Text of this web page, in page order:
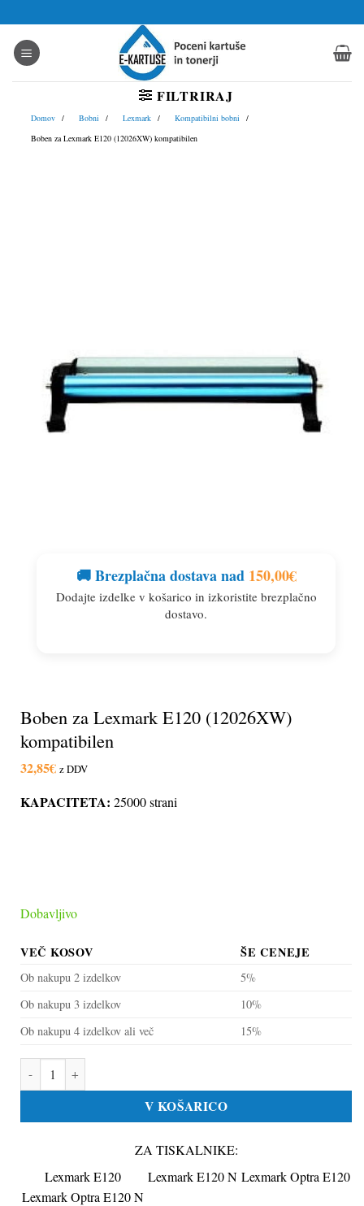
na
vsebino
FILTRIRAJ
Domov Bobni Lexmark
Kompatibilni bobni
Boben za Lexmark E120 (12026XW) kompatibilen
🚚 Brezplačna dostava nad 150,00€
Dodajte izdelke v košarico in izkoristite brezplačno
dostavo.
Boben za Lexmark E120 (12026XW)
kompatibilen
32,85€ z DDV
KAPACITETA: 25000 strani
Dobavljivo
VEČ KOSOV ŠE CENEJE
Ob nakupu 2 izdelkov
5%
Ob nakupu 3 izdelkov
10%
Ob nakupu 4 izdelkov ali več
15%
Boben za Lexmark E120 (12026XW) kompatibilen količina
V KOŠARICO
ZA TISKALNIKE:
Lexmark E120
Lexmark E120 N Lexmark Optra E120
Lexmark Optra E120 N